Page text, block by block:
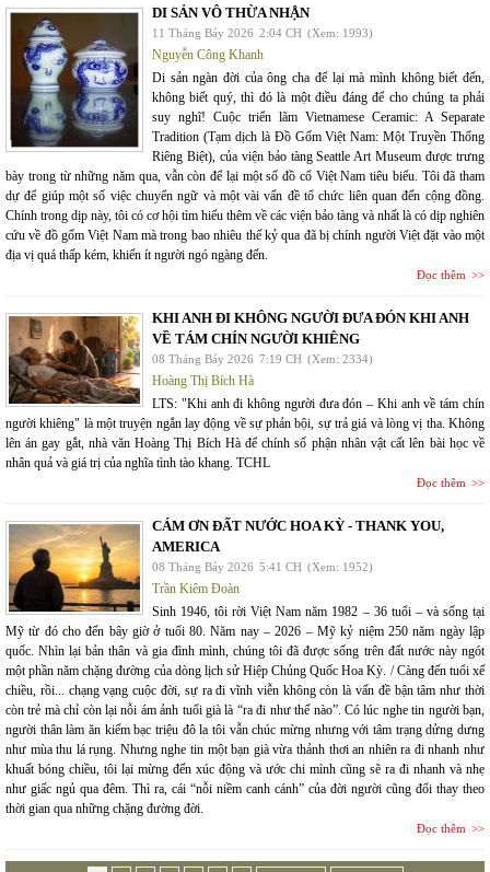
DI SẢN VÔ THỪA NHẬN
11 Tháng Bảy 2026 2:04 CH (Xem: 1993)
Nguyễn Công Khanh
Di sản ngàn đời của ông cha để lại mà mình không biết đến,
không biết quý, thì đó là một điều đáng để cho chúng ta phải
suy nghĩ! Cuộc triển lãm Vietnamese Ceramic: A Separate
Tradition (Tạm dịch là Đồ Gốm Việt Nam: Một Truyền Thống
Riêng Biệt), của viện bảo tàng Seattle Art Museum được trưng
bày trong từ những năm qua, vẫn còn để lại một số đồ cổ Việt Nam tiêu biểu. Tôi đã tham
dự để giúp một số việc chuyển ngữ và một vài vấn đề tổ chức liên quan đến cộng đồng.
Chính trong dịp này, tôi có cơ hội tìm hiểu thêm về các viện bảo tàng và nhất là có dịp nghiên
cứu về đồ gốm Việt Nam mà trong bao nhiêu thế kỷ qua đã bị chính người Việt đặt vào một
địa vị quá thấp kém, khiến ít người ngó ngàng đến.
Đọc thêm
KHI ANH ĐI KHÔNG NGƯỜI ĐƯA ĐÓN KHI ANH
VỀ TÁM CHÍN NGƯỜI KHIÊNG
08 Tháng Bảy 2026 7:19 CH (Xem: 2334)
Hoàng Thị Bích Hà
LTS: "Khi anh đi không người đưa đón – Khi anh về tám chín
người khiêng" là một truyện ngắn lay động về sự phản bội, sự trả giá và lòng vị tha. Không
lên án gay gắt, nhà văn Hoàng Thị Bích Hà để chính số phận nhân vật cất lên bài học về
nhân quả và giá trị của nghĩa tình tào khang. TCHL
Đọc thêm
CÁM ƠN ĐẤT NƯỚC HOA KỲ - THANK YOU,
AMERICA
08 Tháng Bảy 2026 5:41 CH (Xem: 1952)
Trần Kiêm Đoàn
Sinh 1946, tôi rời Việt Nam năm 1982 – 36 tuổi – và sống tại
Mỹ từ đó cho đến bây giờ ở tuổi 80. Năm nay – 2026 – Mỹ kỷ niệm 250 năm ngày lập
quốc. Nhìn lại bản thân và gia đình mình, chúng tôi đã được sống trên đất nước này ngót
một phần năm chặng đường của dòng lịch sử Hiệp Chủng Quốc Hoa Kỳ. / Càng đến tuổi xế
chiều, rồi... chạng vạng cuộc đời, sự ra đi vĩnh viễn không còn là vấn đề bận tâm như thời
còn trẻ mà chỉ còn lại nỗi ám ảnh tuổi già là “ra đi như thế nào”. Có lúc nghe tin người bạn,
người thân làm ăn kiếm bạc triệu đô la tôi vẫn chúc mừng nhưng với tâm trạng dửng dưng
như mùa thu lá rụng. Nhưng nghe tin một bạn già vừa thảnh thơi an nhiên ra đi nhanh như
khuất bóng chiều, tôi lại mừng đến xúc động và ước chi mình cũng sẽ ra đi nhanh và nhẹ
như giấc ngủ qua đêm. Thì ra, cái “nỗi niềm canh cánh” của đời người cũng đổi thay theo
thời gian qua những chặng đường đời.
Đọc thêm